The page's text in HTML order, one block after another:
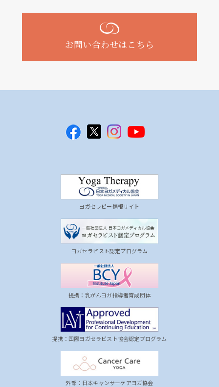
お問い合わせはこちら
ヨガセラピー情報サイト
ヨガセラピスト認定プログラム
提携：乳がんヨガ指導者育成団体
提携：国際ヨガセラピスト協会認定プログラム
外部：日本キャンサーケアヨガ協会